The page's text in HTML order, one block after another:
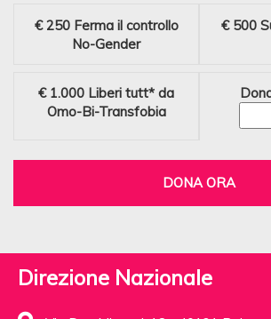
€ 250 Ferma il controllo
No-Gender
€ 500
€ 1.000 Liberi tutt* da
Omo-Bi-Transfobia
DONA ORA
Direzione Nazionale